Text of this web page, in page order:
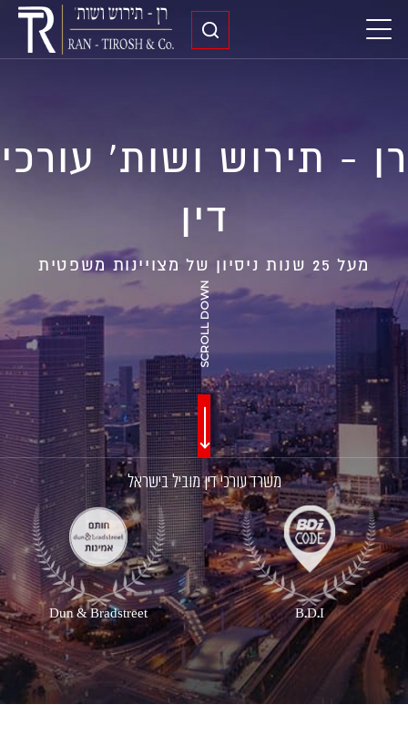
רן - תירוש ושות' עורכי
דין
מעל 25 שנות ניסיון של מצויינות משפטית
SCROLL DOWN
משרד עורכי דין מוביל בישראל
B.D.I
Dun & Bradstreet